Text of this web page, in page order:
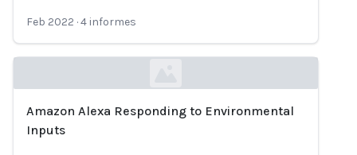
Feb 2022 ·4 informes
Loading...
Amazon Alexa Responding to Environmental
Inputs